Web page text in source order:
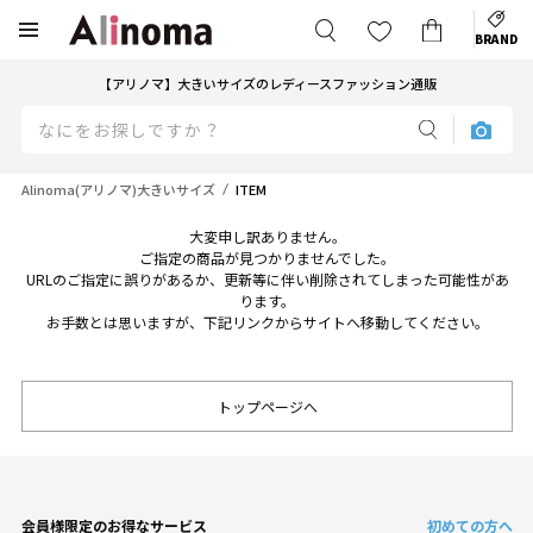
BRAND
【アリノマ】大きいサイズのレディースファッション通販
Alinoma(アリノマ)大きいサイズ ITEM
大変申し訳ありません。
ご指定の商品が見つかりませんでした。
URLのご指定に誤りがあるか、更新等に伴い削除されてしまった可能性があ
ります。
お手数とは思いますが、下記リンクからサイトへ移動してください。
トップページへ
会員様限定のお得なサービス 初めての方へ